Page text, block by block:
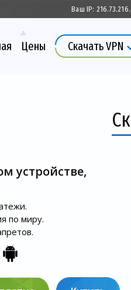
Ваш IP:
Цены Скачать VPN
устройстве,
по миру.